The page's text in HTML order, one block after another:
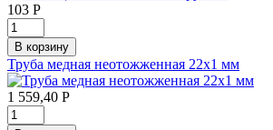
103 Р
Труба медная неотожженная 22х1 мм
1 559,40 Р